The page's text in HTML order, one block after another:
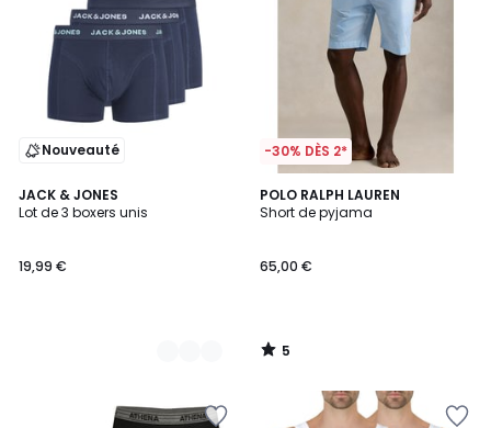
Nouveauté
JACK & JONES
Lot de 3 boxers unis
19,99 €
3
Couleurs
-30% DÈS 2*
POLO RALPH LAUREN
Short de pyjama
65,00 €
5
/
5
/